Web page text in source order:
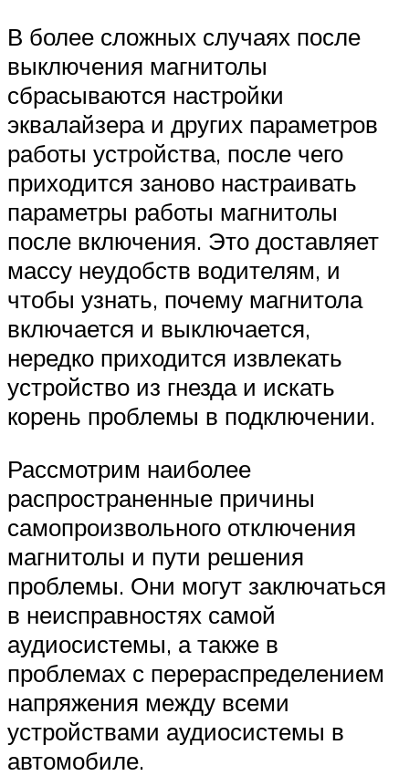
В более сложных случаях после
выключения магнитолы
сбрасываются настройки
эквалайзера и других параметров
работы устройства, после чего
приходится заново настраивать
параметры работы магнитолы
после включения. Это доставляет
массу неудобств водителям, и
чтобы узнать, почему магнитола
включается и выключается,
нередко приходится извлекать
устройство из гнезда и искать
корень проблемы в подключении.
Рассмотрим наиболее
распространенные причины
самопроизвольного отключения
магнитолы и пути решения
проблемы. Они могут заключаться
в неисправностях самой
аудиосистемы, а также в
проблемах с перераспределением
напряжения между всеми
устройствами аудиосистемы в
автомобиле.